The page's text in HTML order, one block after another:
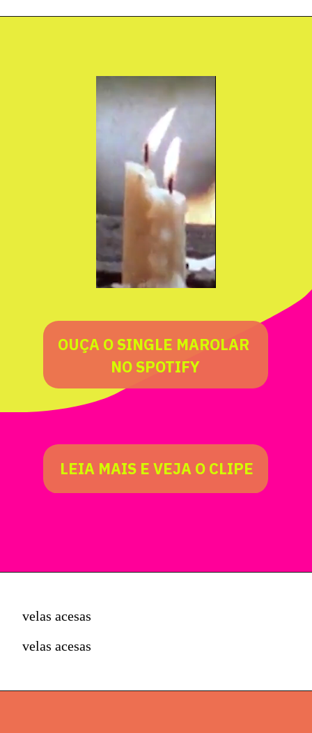
OUÇA O SINGLE MAROLAR
NO SPOTIFY
LEIA MAIS E VEJA O CLIPE
velas acesas
velas acesas